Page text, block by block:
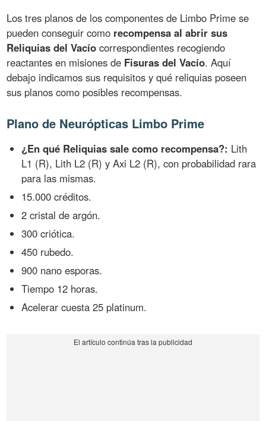
Los tres planos de los componentes de Limbo Prime se
pueden conseguir como recompensa al abrir sus
Reliquias del Vacío correspondientes recogiendo
reactantes en misiones de Fisuras del Vacío. Aquí
debajo indicamos sus requisitos y qué reliquias poseen
sus planos como posibles recompensas.
Plano de Neurópticas Limbo Prime
¿En qué Reliquias sale como recompensa?: Lith
L1 (R), Lith L2 (R) y Axi L2 (R), con probabilidad rara
para las mismas.
15.000 créditos.
2 cristal de argón.
300 criótica.
450 rubedo.
900 nano esporas.
Tiempo 12 horas.
Acelerar cuesta 25 platinum.